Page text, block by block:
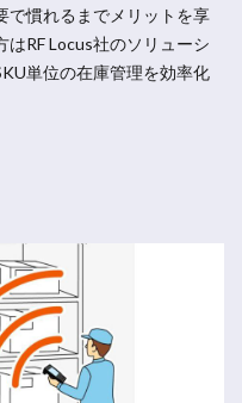
で慣れるまでメリットを享
RF Locus社のソリューシ
単位の在庫管理を効率化